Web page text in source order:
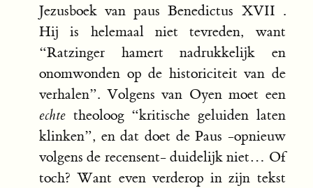
Jezusboek van paus Benedictus XVII .
Hij is helemaal niet tevreden, want
“Ratzinger hamert nadrukkelijk en
onomwonden op de historiciteit van de
verhalen”. Volgens van Oyen moet een
echte theoloog “kritische geluiden laten
klinken”, en dat doet de Paus -opnieuw
volgens de recensent- duidelijk niet… Of
toch? Want even verderop in zijn tekst